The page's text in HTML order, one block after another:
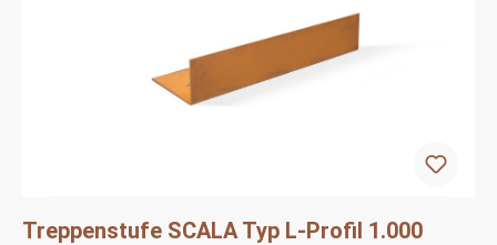
Treppenstufe SCALA Typ L-Profil 1.000